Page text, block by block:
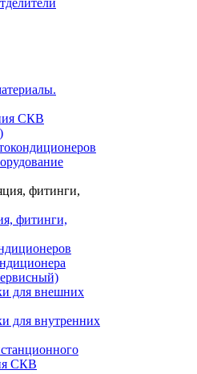
СКВ
фитинги,
для внешних
для внутренних
СКВ